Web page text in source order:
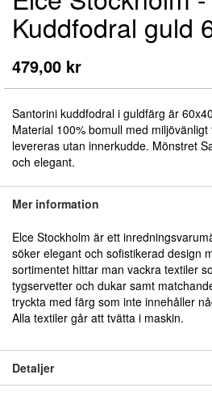
Kuddfodral guld
479,00 kr
Santorini kuddfodral i guldfärg är
Material 100% bomull med
levereras utan innerkudde. Mönstret
och elegant.
till
början
av
bildgalleriet
Mer information
Elce Stockholm är ett
söker elegant och sofistikerad design
sortimentet hittar man vackra textiler
tygservetter och dukar samt
tryckta med färg som inte innehåller
Alla textiler går att tvätta i maskin.
Detaljer